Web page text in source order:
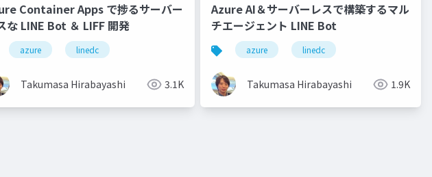
Container Apps で捗るサーバー
な LINE Bot ＆ LIFF 開発
azure linedc
Takumasa Hirabayashi 3.1K
Azure AI＆サーバーレスで構築するマル
チエージェント LINE Bot
azure linedc
Takumasa Hirabayashi 1.9K